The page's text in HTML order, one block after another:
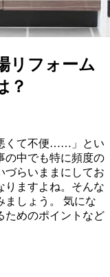
リフォーム
？
くて不便……」とい
の中でも特に頻度の
づらいままにしてお
りますよね。そんな
ましょう。 気にな
ためのポイントなど